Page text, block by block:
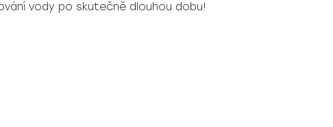
vody po skutečně dlouhou dobu!